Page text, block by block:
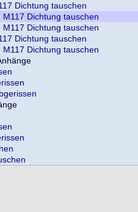
Dichtung tauschen
M117 Dichtung tauschen
M117 Dichtung tauschen
Dichtung tauschen
M117 Dichtung tauschen